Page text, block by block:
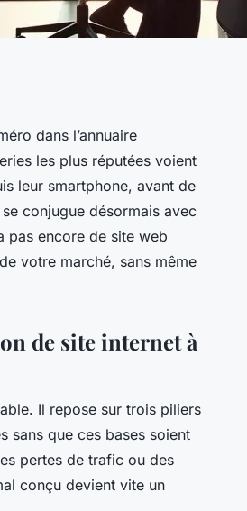
dans l’annuaire
les plus réputées voient
leur smartphone, avant de
conjugue désormais avec
pas encore de site web
votre marché, sans même
de site internet à
Il repose sur trois piliers
sans que ces bases soient
pertes de trafic ou des
conçu devient vite un